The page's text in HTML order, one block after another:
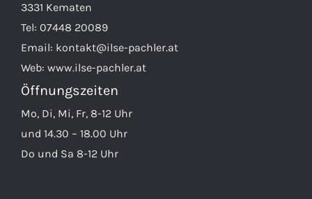
3331 Kematen
Tel: 07448 20089
Email: kontakt@ilse-pachler.at
Web: www.ilse-pachler.at
Öffnungszeiten
Mo, Di, Mi, Fr, 8-12 Uhr
und 14.30 – 18.00 Uhr
Do und Sa 8-12 Uhr